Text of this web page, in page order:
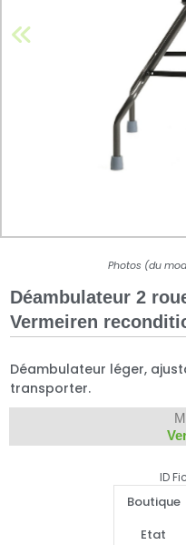
Photos (du
Déambulateur 2
Vermeiren
Déambulateur léger,
transporter.
ID
Boutique
Etat